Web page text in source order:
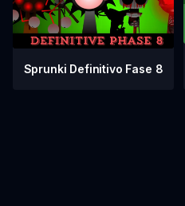
Sprunki Definitivo Fase 8